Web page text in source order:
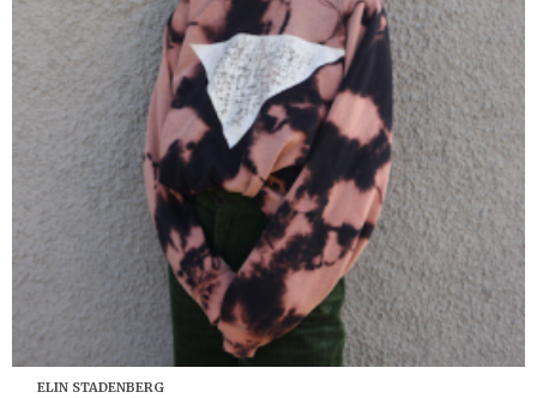
ELIN STADENBERG